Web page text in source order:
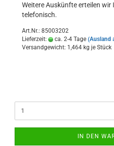
Weitere Auskünfte erteilen wir
telefonisch.
Art.Nr.: 85003202
Lieferzeit:
ca. 2-4 Tage (Ausland
Versandgewicht: 1,464 kg je Stück
IN DEN